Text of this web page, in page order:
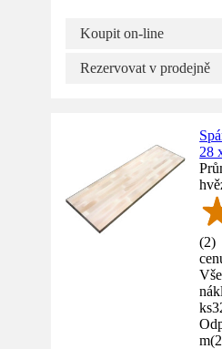
Koupit on-line
Rezervovat v prodejně
28
(2)
ks
m(